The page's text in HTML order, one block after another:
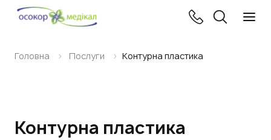
Головна Послуги Контурна пластика
Контурна пластика